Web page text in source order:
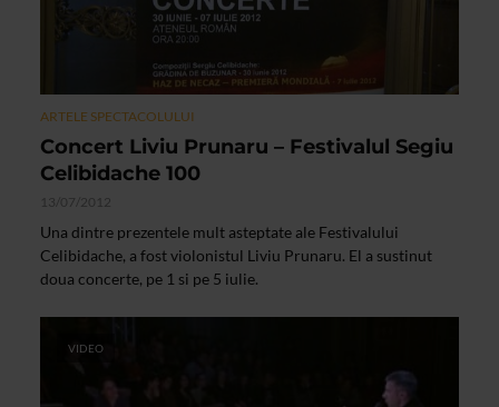
ARTELE SPECTACOLULUI
Concert Liviu Prunaru – Festivalul Segiu
Celibidache 100
13/07/2012
Una dintre prezentele mult asteptate ale Festivalului
Celibidache, a fost violonistul Liviu Prunaru. El a sustinut
doua concerte, pe 1 si pe 5 iulie.
VIDEO